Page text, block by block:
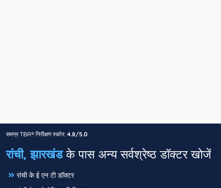
समग्र TBR® निरीक्षण स्कोर: 4.8/5.0
रांची, झारखंडके पास अन्य सर्वश्रेष्ठ डॉक्टर खोजें
रांची के ई एन टी डॉक्टर